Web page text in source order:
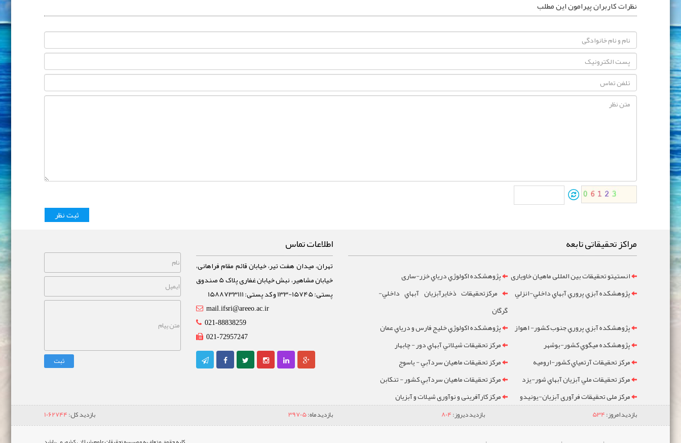
نظرات کاربران پیرامون این مطلب
مراکز تحقیقاتی تابعه
انستیتو تحقیقات بین المللی ماهیان خاویاری
پژوهشکده اکولوژي درياي خزر-ساری
پژوهشکده آبزي پروري آبهاي داخلي-انزلي
مرکزتحقيقات ذخايرآبزيان آبهاي داخلي-
گرگان
پژوهشکده آبزي پروري جنوب کشور- اهواز
پژوهشکده اکولوژي خليج فارس و درياي عمان
پژوهشکده ميگوي کشور-بوشهر
مرکز تحقيقات شيلاتي آبهاي دور - چابهار
مرکز تحقيقات آرتمياي کشور-ارومیه
مرکز تحقيقات ماهيان سردآبي - ياسوج
مرکز تحقيقات ملي آبزيان آبهاي شور-یزد
مرکز تحقيقات ماهيان سردآبي کشور - تنکابن
مرکز ملی تحقیقات فرآوری آبزیان-یونیدو
مرکز کارآفرینی و نوآوری شیلات و آبزیان
اطلاعات تماس
تهران، میدان هفت تیر، خیابان قائم مقام فراهانی،
خیابان مشاهیر، نبش خیابان غفاری پلاک 5 صندوق
پستی: 15745-133 و کد پستی: 1588733111
mail.ifsri@areeo.ac.ir
021-88838259
021-72957247
ثبت
بازدید امروز:534 بازدید دیروز:804 بازدید ماه:39705 بازدید کل:1062744